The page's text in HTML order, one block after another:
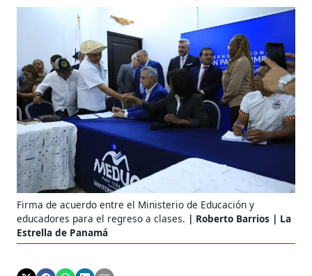
Firma de acuerdo entre el Ministerio de Educación y
educadores para el regreso a clases.
Roberto Barrios | La
Estrella de Panamá